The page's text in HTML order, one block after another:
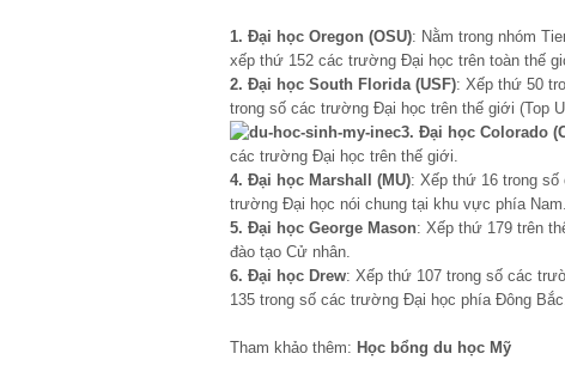
1. Đại học Oregon (OSU): Nằm trong nhóm
xếp thứ 152 các trường Đại học trên toàn thế
2. Đại học South Florida (USF): Xếp thứ 50
trong số các trường Đại học trên thế giới (Top
3. Đại học Colorado
các trường Đại học trên thế giới.
4. Đại học Marshall (MU): Xếp thứ 16 trong
trường Đại học nói chung tại khu vực phía Nam.
5. Đại học George Mason: Xếp thứ 179 trên
đào tạo Cử nhân.
6. Đại học Drew: Xếp thứ 107 trong số các
135 trong số các trường Đại học phía Đông Bắc.
Tham khảo thêm: Học bổng du học Mỹ